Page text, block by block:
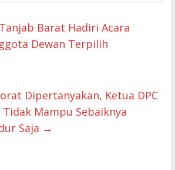
Barat Hadiri Acara
Dewan Terpilih
Dipertanyakan, Ketua DPC
Tidak Mampu Sebaiknya
Saja →